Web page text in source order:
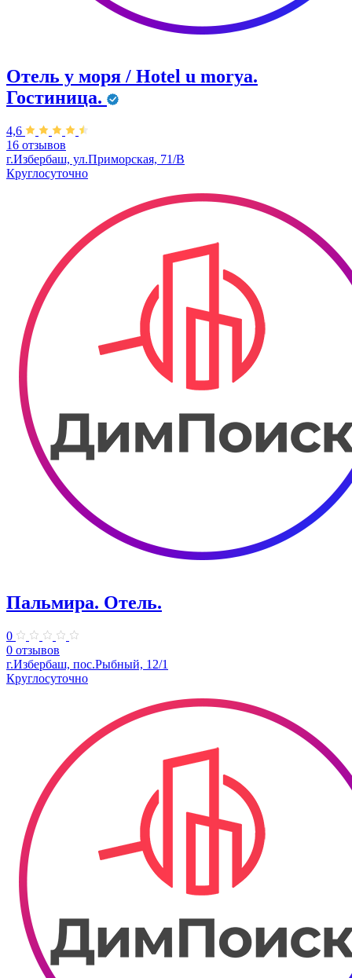
Отель у моря / Hotel u morya.
Гостиница.
4,6
16 отзывов
г.Избербаш, ул.Приморская, 71/В
Круглосуточно
Пальмира. Отель.
0
0 отзывов
г.Избербаш, пос.Рыбный, 12/1
Круглосуточно